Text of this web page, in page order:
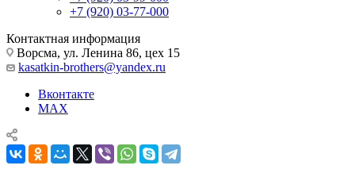
+7 (920) 03-77-000
Контактная информация
Ворсма, ул. Ленина 86, цех 15
kasatkin-brothers@yandex.ru
Вконтакте
MAX